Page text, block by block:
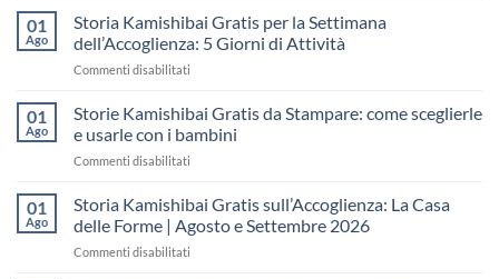
Kamishibai
gratis
sull’Accoglienza:
il
“fare
una
lezione
01
Ago
Storia Kamishibai Gratis per la Settimana
dell’Accoglienza: 5 Giorni di Attività
Commenti disabilitati
Kamishibai
Gratis
per
dell’Accoglienza:
Giorni
01
Ago
Storie Kamishibai Gratis da Stampare: come sceglierle
e usarle con i bambini
Commenti disabilitati
Kamishibai
Gratis
da
01
Ago
Storia Kamishibai Gratis sull’Accoglienza: La Casa
delle Forme | Agosto e Settembre 2026
Commenti disabilitati